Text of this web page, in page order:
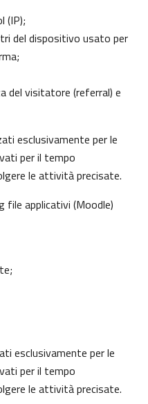
(IP);
del dispositivo usato per
del visitatore (referral) e
esclusivamente per le
per il tempo
le attività precisate.
file applicativi (Moodle)
esclusivamente per le
per il tempo
le attività precisate.